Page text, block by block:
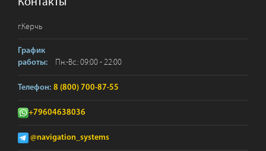
г.Керчь
График
работы:
Пн.-Вс.: 09:00 - 22:00
Телефон: 8 (800) 700-87-55
+79604638036
@navigation_systems